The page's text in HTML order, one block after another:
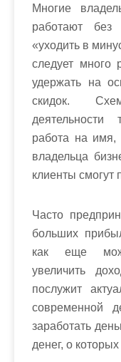
Многие
работают без
«уходить в
следует много
удержать на
скидок.
деятельности
работа на
владельца
клиенты смогут
Часто
больших
как еще
увеличить
послужит
современной
заработать
денег, о